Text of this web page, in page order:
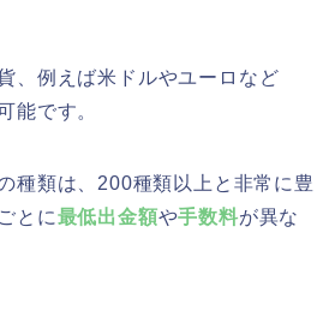
、例えば米ドルやユーロなど
能です。
種類は、200種類以上と非常に豊
とに最低出金額や手数料が異な